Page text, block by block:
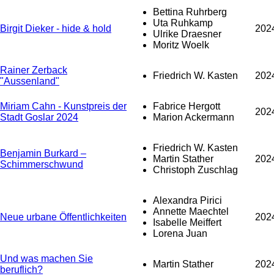
Birgit Dieker - hide & hold
Bettina Ruhrberg
Uta Ruhkamp
Ulrike Draesner
Moritz Woelk
Rainer Zerback
"Aussenland"
Friedrich W. Kasten
Miriam Cahn - Kunstpreis der
Stadt Goslar 2024
Fabrice Hergott
Marion Ackermann
Benjamin Burkard –
Schimmerschwund
Friedrich W. Kasten
Martin Stather
Christoph Zuschlag
Neue urbane Öffentlichkeiten
Alexandra Pirici
Annette Maechtel
Isabelle Meiffert
Lorena Juan
Und was machen Sie
beruflich?
Martin Stather